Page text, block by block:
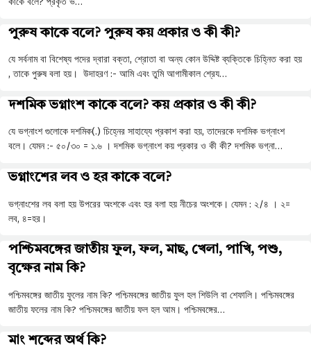
পুরুষ কাকে বলে? পুরুষ কয় প্রকার ও কী কী?
যে সর্বনাম বা বিশেষ্য পদের দ্বারা বক্তা, শ্রোতা বা অন্য কোন উদ্দিষ্ট ব্যক্তিকে চিহ্নিত করা হয়
, তাকে পুরুষ বলা হয়। উদাহরণ :- আমি এবং তুমি আগামীকাল শ্রেয…
দশমিক ভগ্নাংশ কাকে বলে? কয় প্রকার ও কী কী?
যে ভগ্নাংশ গুলোকে দশমিক(.) চিহ্নের সাহায্যে প্রকাশ করা হয়, তাদেরকে দশমিক ভগ্নাংশ
বলে। যেমন :- ৫০/৩০ = ১.৬ । দশমিক ভগ্নাংশ কয় প্রকার ও কী কী? দশমিক ভগ্না…
ভগ্নাংশের লব ও হর কাকে বলে?
ভগ্নাংশের লব বলা হয় উপরের অংশকে এবং হর বলা হয় নীচের অংশকে। যেমন : ২/৪ । ২=
লব, ৪=হর।
পশ্চিমবঙ্গের জাতীয় ফুল, ফল, মাছ, খেলা, পাখি, পশু,
বৃক্ষের নাম কি?
পশ্চিমবঙ্গের জাতীয় ফুলের নাম কি? পশ্চিমবঙ্গের জাতীয় ফুল হল শিউলি বা শেফালি। পশ্চিমবঙ্গের
জাতীয় ফলের নাম কি? পশ্চিমবঙ্গের জাতীয় ফল হল আম। পশ্চিমবঙ্গের…
মাং শব্দের অর্থ কি?